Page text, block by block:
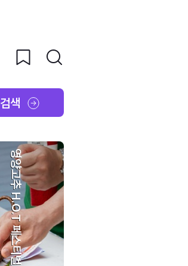
검색
영양고추 H.O.T 페스티벌